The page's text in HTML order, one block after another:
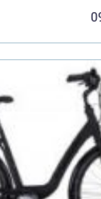
teknik ...